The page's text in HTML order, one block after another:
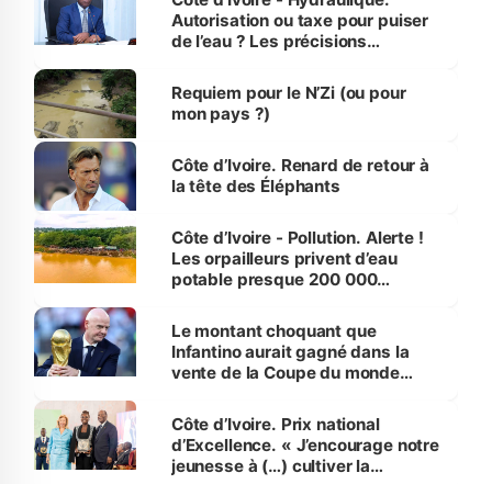
Autorisation ou taxe pour puiser
de l’eau ? Les précisions
Requiem pour le N’Zi (ou pour
mon pays ?)
Côte d’Ivoire. Renard de retour à
la tête des Éléphants
Côte d’Ivoire - Pollution. Alerte !
Les orpailleurs privent d’eau
potable presque 200 000
Le montant choquant que
Infantino aurait gagné dans la
vente de la Coupe du monde
Côte d’Ivoire. Prix national
d’Excellence. « J’encourage notre
jeunesse à (…) cultiver la